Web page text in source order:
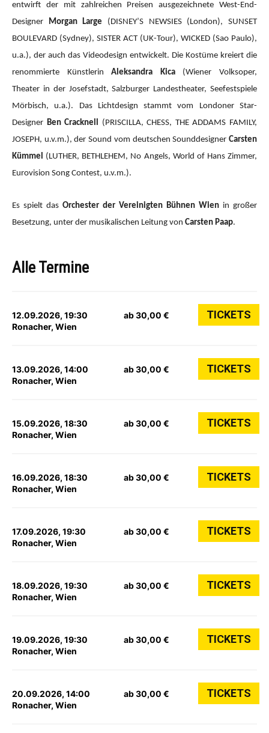
entwirft der mit zahlreichen Preisen ausgezeichnete West-End-
Designer Morgan Large (DISNEY’S NEWSIES (London), SUNSET
BOULEVARD (Sydney), SISTER ACT (UK-Tour), WICKED (Sao Paulo),
u.a.), der auch das Videodesign entwickelt. Die Kostüme kreiert die
renommierte KünstlerinAleksandra Kica(Wiener Volksoper,
Theater in der Josefstadt, Salzburger Landestheater, Seefestspiele
Mörbisch, u.a.). Das Lichtdesign stammt vom Londoner Star-
Designer Ben Cracknell (PRISCILLA, CHESS, THE ADDAMS FAMILY,
JOSEPH, u.v.m.), der Sound vom deutschen Sounddesigner Carsten
Kümmel (LUTHER, BETHLEHEM, No Angels, World of Hans Zimmer,
Eurovision Song Contest, u.v.m.).
Es spielt das Orchester der Vereinigten Bühnen Wien in großer
Besetzung, unter der musikalischen Leitung von Carsten Paap.
Alle Termine
12.09.2026, 19:30
Ronacher, Wien
ab 30,00 € TICKETS
13.09.2026, 14:00
Ronacher, Wien
ab 30,00 € TICKETS
15.09.2026, 18:30
Ronacher, Wien
ab 30,00 € TICKETS
16.09.2026, 18:30
Ronacher, Wien
ab 30,00 € TICKETS
17.09.2026, 19:30
Ronacher, Wien
ab 30,00 € TICKETS
18.09.2026, 19:30
Ronacher, Wien
ab 30,00 € TICKETS
19.09.2026, 19:30
Ronacher, Wien
ab 30,00 € TICKETS
20.09.2026, 14:00
Ronacher, Wien
ab 30,00 € TICKETS